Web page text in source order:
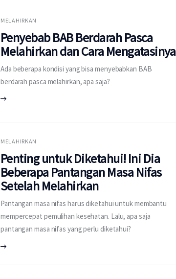
MELAHIRKAN
Penyebab BAB Berdarah Pasca
Melahirkan dan Cara Mengatasinya
Ada beberapa kondisi yang bisa menyebabkan BAB
berdarah pasca melahirkan, apa saja?
MELAHIRKAN
Penting untuk Diketahui! Ini Dia
Beberapa Pantangan Masa Nifas
Setelah Melahirkan
Pantangan masa nifas harus diketahui untuk membantu
mempercepat pemulihan kesehatan. Lalu, apa saja
pantangan masa nifas yang perlu diketahui?